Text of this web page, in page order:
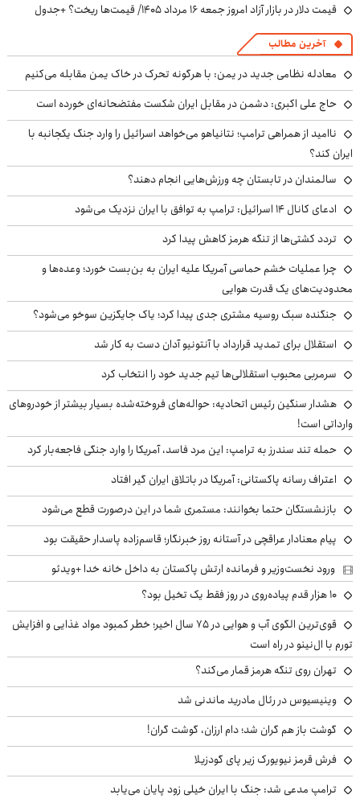
قیمت دلار در بازار آزاد امروز جمعه ۱۶ مرداد ۱۴۰۵/ قیمت‌ها ریخت؟ +جدول
آخرین مطالب
معادله نظامی جدید در یمن: با هرگونه تحرک در خاک یمن مقابله می‌کنیم
حاج علی اکبری: دشمن در مقابل ایران شکست مفتضحانه‌ای خورده است
ناامید از همراهی ترامپ؛ نتانیاهو می‌خواهد اسرائیل را وارد جنگ یکجانبه با
ایران کند؟
سالمندان در تابستان چه ورزش‌هایی انجام دهند؟
ادعای کانال ۱۴ اسرائیل: ترامپ به توافق با ایران نزدیک می‌شود
تردد کشتی‌ها از تنگه هرمز کاهش پیدا کرد
چرا عملیات خشم حماسی آمریکا علیه ایران به بن‌بست خورد؛ وعده‌ها و
محدودیت‌های یک قدرت هوایی
جنگنده سبک روسیه مشتری جدی پیدا کرد؛ یاک جایگزین سوخو می‌شود؟
استقلال برای تمدید قرارداد با آنتونیو آدان دست به کار شد
سرمربی محبوب استقلالی‌ها تیم جدید خود را انتخاب کرد
هشدار سنگین رئیس اتحادیه: حواله‌های فروخته‌شده بسیار بیشتر از خودروهای
وارداتی است!
حمله تند سندرز به ترامپ: این مرد فاسد، آمریکا را وارد جنگی فاجعه‌بار کرد
اعتراف رسانه پاکستانی: آمریکا در باتلاق ایران گیر افتاد
بازنشستگان حتما بخوانند: مستمری شما در این درصورت قطع می‌شود
پیام معنادار عراقچی در آستانه روز خبرنگار؛ قاسم‌زاده پاسدار حقیقت بود
ورود نخست‌وزیر و فرمانده ارتش پاکستان به داخل خانه خدا +ویدئو
۱۰ هزار قدم پیاده‌روی در روز فقط یک تخیل بود؟
قوی‌ترین الگوی آب و هوایی در ۷۵ سال اخیر؛ خطر کمبود مواد غذایی و افزایش
تورم با ال‌نینو در راه است
تهران روی تنگه هرمز قمار می‌کند؟
وینیسیوس در رئال مادرید ماندنی شد
گوشت باز هم گران شد؛ دام ارزان، گوشت گران!
فرش قرمز نیویورک زیر پای گودزیلا
ترامپ مدعی شد: جنگ با ایران خیلی زود پایان می‌یابد